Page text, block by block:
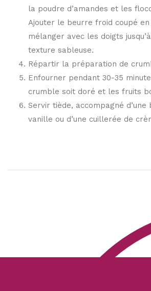
la poudre d’amandes et les
Ajouter le beurre froid coupé
mélanger avec les doigts
texture sableuse.
Répartir la préparation de
Enfourner pendant 30-35
crumble soit doré et les fruits
Servir tiède, accompagné d’une
vanille ou d’une cuillerée de